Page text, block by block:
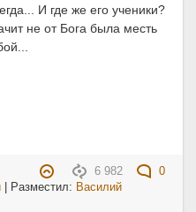
И где же его ученики?
не от Бога была месть
6 982
0
| Разместил: Василий